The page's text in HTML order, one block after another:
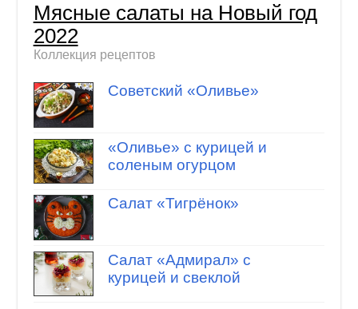
Мясные салаты на Новый год
2022
Коллекция рецептов
Советский «Оливье»
«Оливье» с курицей и
соленым огурцом
Салат «Тигрёнок»
Салат «Адмирал» с
курицей и свеклой